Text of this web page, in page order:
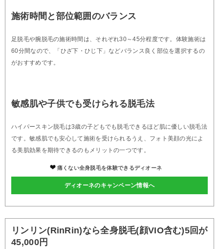
施術時間と部位範囲のバランス
足脱毛や腕脱毛の施術時間は、それぞれ30～45分程度です。体験施術は
60分間なので、「ひざ下・ひじ下」などバランス良く部位を選択するの
がおすすめです。
敏感肌や子供でも受けられる脱毛法
ハイパースキン脱毛は3歳の子どもでも脱毛できるほど肌に優しい脱毛法
です。敏感肌でも安心して施術を受けられるうえ、フォト美顔の光によ
る美肌効果を期待できるのもメリットの一つです。
痛くない全身脱毛を体験できるディオーネ
ディオーネのキャンペーン情報へ
リンリン(RinRin)なら全身脱毛(顔VIO含む)5回が
45,000円